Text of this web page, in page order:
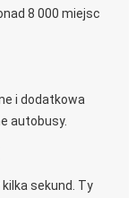
8 000 miejsc
i dodatkowa
autobusy.
sekund. Ty